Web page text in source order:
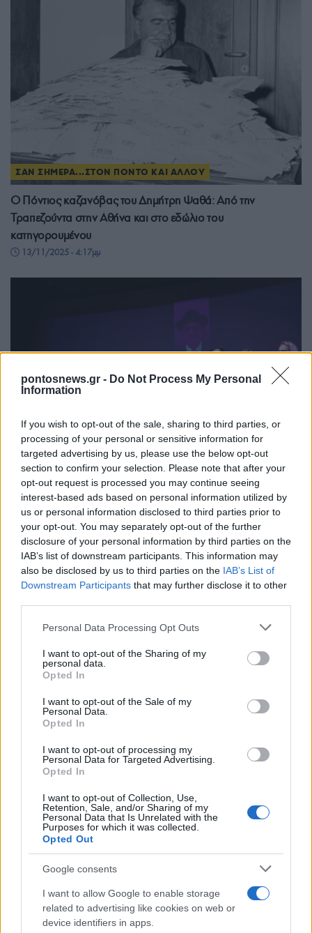
pontosnews.gr - Do Not Process My Personal
Information
If you wish to opt-out of the sale, sharing to third parties, or
processing of your personal or sensitive information for
targeted advertising by us, please use the below opt-out
section to confirm your selection. Please note that after your
opt-out request is processed you may continue seeing
interest-based ads based on personal information utilized by
us or personal information disclosed to third parties prior to
your opt-out. You may separately opt-out of the further
disclosure of your personal information by third parties on the
IAB’s list of downstream participants. This information may
also be disclosed by us to third parties on the IAB’s List of
Downstream Participants that may further disclose it to other
Please note that this website/app uses one or more Google
not limited to your visit or usage behaviour. You may click to
grant or deny consent to Google and its third-party tags to
use your data for below specified purposes in below Google
consent section.
Personal Data Processing Opt Outs
I want to opt-out of the Sharing of my
personal data.
Opted In
I want to opt-out of the Sale of my
Personal Data.
Opted In
I want to opt-out of processing my
Personal Data for Targeted Advertising.
Opted In
I want to opt-out of Collection, Use,
Retention, Sale, and/or Sharing of my
Personal Data that Is Unrelated with the
Purposes for which it was collected.
Opted Out
Google consents
I want to allow Google to enable storage
related to advertising like cookies on web or
device identifiers in apps.
ΣΑΝ ΣΗΜΕΡΑ...ΣΤΟΝ ΠΟΝΤΟ ΚΑΙ ΑΛΛΟΥ
Ο Πόντιος καζανόβας του Δημήτρη Ψαθά: Από την
Τραπεζούντα στην Αθήνα και στο εδώλιο του
κατηγορουμένου
13/11/2025 - 4:17μμ
ΠΟΛΙΤΙΣΜΟΣ
«Ζητείται ψεύτης» για …καλό σκοπό – Μια μεγάλη βραδιά
θεάτρου και κοινωνικού έργου για παιδιά
23/10/2025 - 10:45μμ
ΠΟΛΙΤΙΣΜΟΣ
14/10/2025 - 8:02μμ